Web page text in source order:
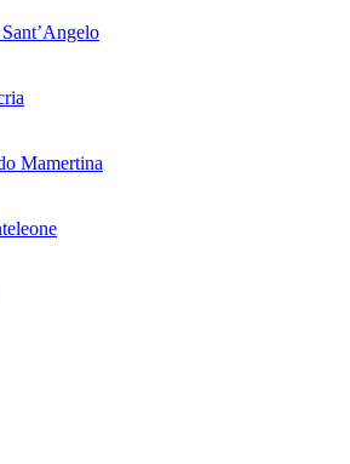
Mamertina